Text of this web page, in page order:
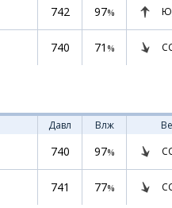
742 97%
740 71 %
Давл Влж
740 97%
741 77%